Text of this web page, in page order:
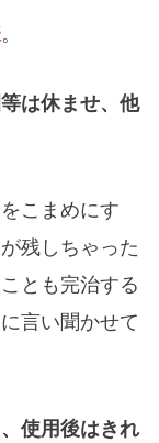
。
は休ませ、他
こまめにす
が残しちゃった
とも完治する
言い聞かせて
使用後はきれ